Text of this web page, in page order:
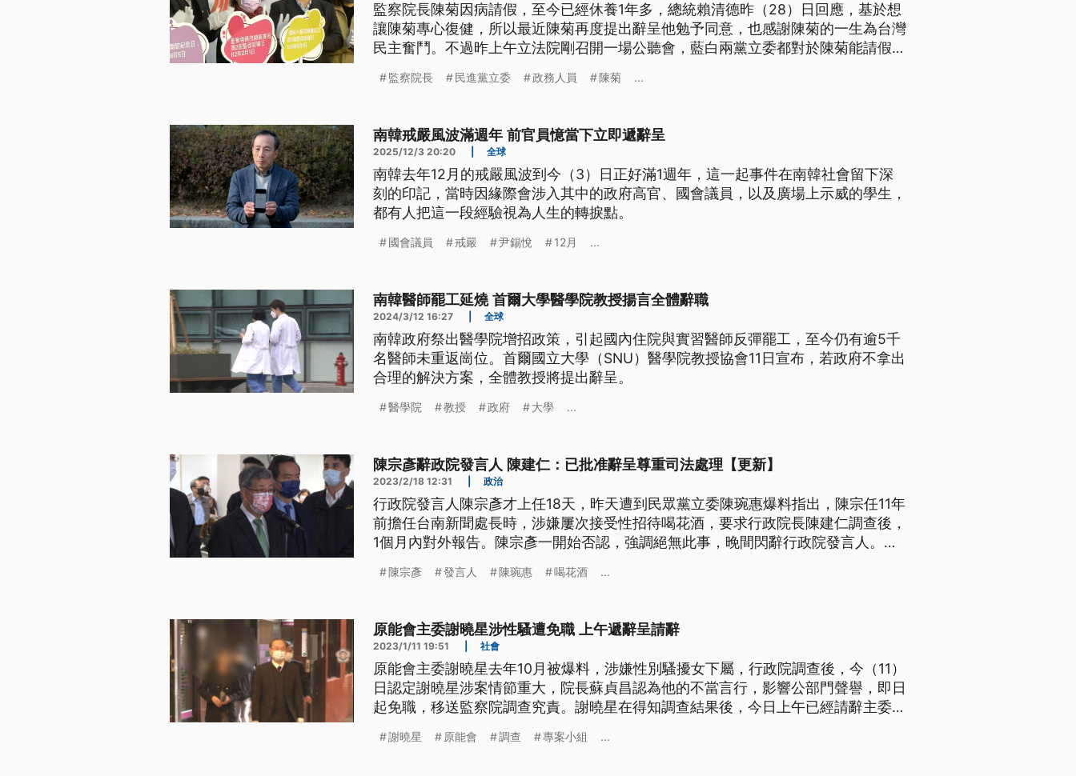
監察院長陳菊因病請假，至今已經休養1年多，總統賴清德昨（28）日回應，基於想
讓陳菊專心復健，所以最近陳菊再度提出辭呈他勉予同意，也感謝陳菊的一生為台灣
民主奮鬥。不過昨上午立法院剛召開一場公聽會，藍白兩黨立委都對於陳菊能請假這
監察院長 民進黨立委 政務人員 陳菊 ...
南韓戒嚴風波滿週年 前官員憶當下立即遞辭呈
2025/12/3 20:20 全球
南韓去年12月的戒嚴風波到今（3）日正好滿1週年，這一起事件在南韓社會留下深
刻的印記，當時因緣際會涉入其中的政府高官、國會議員，以及廣場上示威的學生，
都有人把這一段經驗視為人生的轉捩點。
國會議員 戒嚴 尹錫悅 12月 ...
南韓醫師罷工延燒 首爾大學醫學院教授揚言全體辭職
2024/3/12 16:27 全球
南韓政府祭出醫學院增招政策，引起國內住院與實習醫師反彈罷工，至今仍有逾5千
名醫師未重返崗位。首爾國立大學（SNU）醫學院教授協會11日宣布，若政府不拿出
合理的解決方案，全體教授將提出辭呈。
醫學院 教授 政府 大學 ...
陳宗彥辭政院發言人 陳建仁：已批准辭呈尊重司法處理【更新】
2023/2/18 12:31 政治
行政院發言人陳宗彥才上任18天，昨天遭到民眾黨立委陳琬惠爆料指出，陳宗任11年
前擔任台南新聞處長時，涉嫌屢次接受性招待喝花酒，要求行政院長陳建仁調查後，
1個月內對外報告。陳宗彥一開始否認，強調絕無此事，晚間閃辭行政院發言人。民
辭呈，關於11年前的案件，尊重司法處理。
陳宗彥 發言人 陳琬惠 喝花酒 ...
原能會主委謝曉星涉性騷遭免職 上午遞辭呈請辭
2023/1/11 19:51 社會
原能會主委謝曉星去年10月被爆料，涉嫌性別騷擾女下屬，行政院調查後，今（11）
日認定謝曉星涉案情節重大，院長蘇貞昌認為他的不當言行，影響公部門聲譽，即日
起免職，移送監察院調查究責。謝曉星在得知調查結果後，今日上午已經請辭主委。
意識，強化同仁性平觀念。
謝曉星 原能會 調查 專案小組 ...